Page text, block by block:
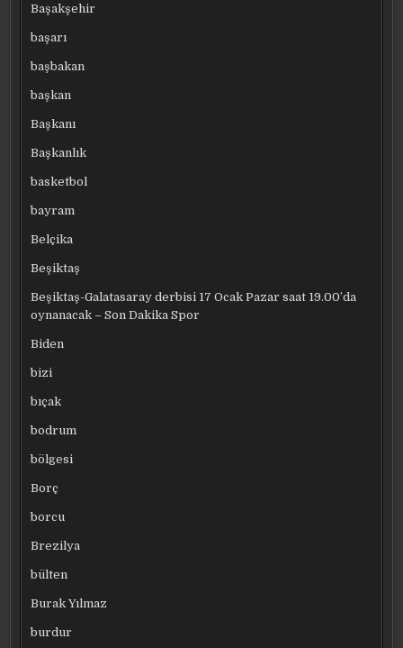
Başakşehir
başarı
başbakan
başkan
Başkanı
Başkanlık
basketbol
bayram
Belçika
Beşiktaş
Beşiktaş-Galatasaray derbisi 17 Ocak Pazar saat 19.00’da
oynanacak – Son Dakika Spor
Biden
bizi
bıçak
bodrum
bölgesi
Borç
borcu
Brezilya
bülten
Burak Yılmaz
burdur